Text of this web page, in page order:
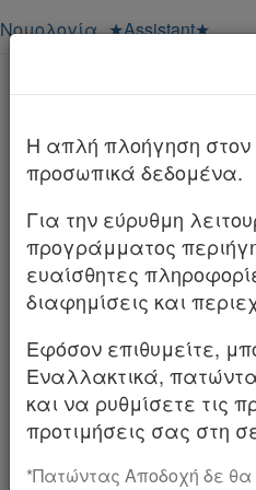
Νομολογία ★Assistant★
ΦΕΚ Αλλαγές
Αριθμ. 88862
Τροποποίηση
συγκρότησης
Αναπτυξιακό
Ο
Έχοντας υπόψη:
κυβερνητικά
του άρθρου 119
H απλή πλοήγηση
προσωπικά δεδομένα.
Για την εύρυθμη
προγράμματος
ευαίσθητες
διαφημίσεις και
Εφόσον επιθυμείτε,
Εναλλακτικά,
και να ρυθμίσετε τις
προτιμήσεις σας στη
*Πατώντας Αποδοχή δε